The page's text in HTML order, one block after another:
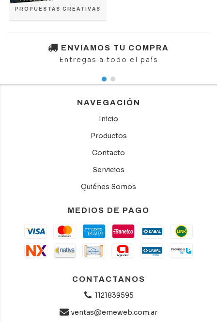
PROPUESTAS CREATIVAS
ENVIAMOS TU COMPRA
Entregas a todo el país
NAVEGACIÓN
Inicio
Productos
Contacto
Servicios
Quiénes Somos
MEDIOS DE PAGO
CONTACTANOS
1121839595
ventas@emeweb.com.ar